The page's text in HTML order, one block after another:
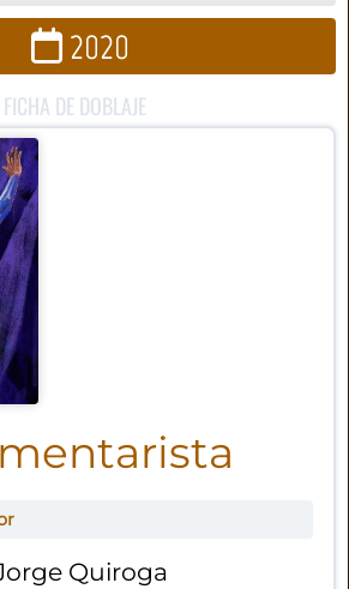
2020
FICHA DE DOBLAJE
Quiroga